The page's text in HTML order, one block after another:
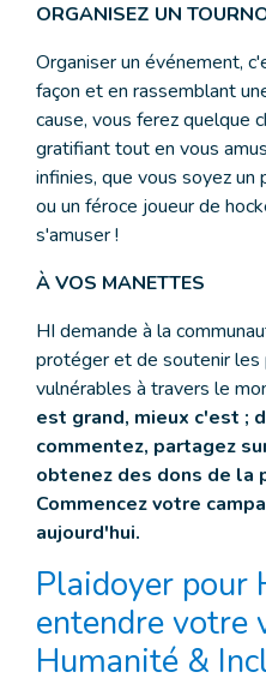
ORGANISEZ UN
Organiser un événement,
façon et en rassemblant
cause, vous ferez quelque
gratifiant tout en vous
infinies, que vous soyez
ou un féroce joueur de
s'amuser !
À VOS MANETTES
HI demande à la
protéger et de soutenir les
vulnérables à travers le
est grand, mieux c'est ;
commentez, partagez
obtenez des dons de la
Commencez votre
aujourd'hui.
Plaidoyer pour
entendre votre
Humanité &